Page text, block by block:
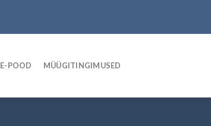
E-POOD MÜÜGITINGIMUSED